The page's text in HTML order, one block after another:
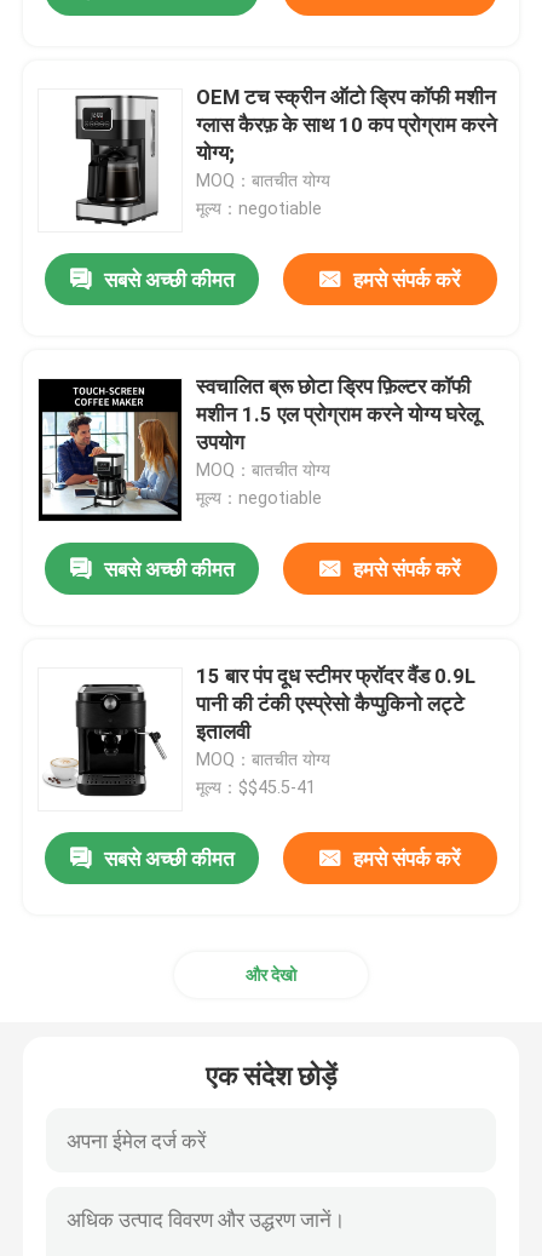
होम
हमारे बारे में
फैक्टरी यात्रा
गुणवत्ता नियंत्रण
OEM टच स्क्रीन ऑटो ड्रिप कॉफी मशीन
ग्लास कैरफ़ के साथ 10 कप प्रोग्राम करने
योग्य;
MOQ：बातचीत योग्य
मूल्य：negotiable
सबसे अच्छी कीमत हमसे संपर्क करें
स्वचालित ब्रू छोटा ड्रिप फ़िल्टर कॉफी
मशीन 1.5 एल प्रोग्राम करने योग्य घरेलू
उपयोग
MOQ：बातचीत योग्य
मूल्य：negotiable
सबसे अच्छी कीमत हमसे संपर्क करें
15 बार पंप दूध स्टीमर फ्रॉदर वैंड 0.9L
पानी की टंकी एस्प्रेसो कैप्पुकिनो लट्टे
इतालवी
MOQ：बातचीत योग्य
मूल्य：$$45.5-41
सबसे अच्छी कीमत हमसे संपर्क करें
और देखो
एक संदेश छोड़ें